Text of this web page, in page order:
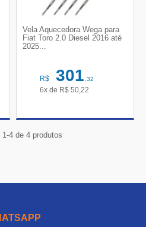
Vela Aquecedora Wega para
Fiat Toro 2.0 Diesel 2016 até
2025...
R$ 301,32
6x de R$ 50,22
1-4 de 4 produtos